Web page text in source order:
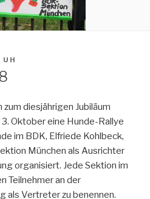
UH
diesjährigen Jubiläum
3. Oktober eine Hunde-Rallye
im BDK, Elfriede Kohlbeck,
München als Ausrichter
organisiert. Jede Sektion im
Teilnehmer an der
als Vertreter zu benennen.